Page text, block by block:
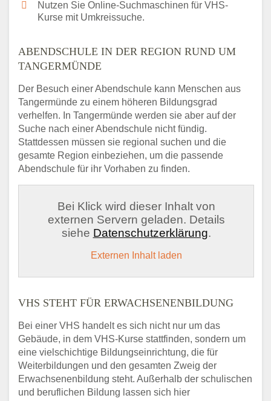
Nutzen Sie Online-Suchmaschinen für VHS-
Kurse mit Umkreissuche.
ABENDSCHULE IN DER REGION RUND UM
TANGERMÜNDE
Der Besuch einer Abendschule kann Menschen aus
Tangermünde zu einem höheren Bildungsgrad
verhelfen. In Tangermünde werden sie aber auf der
Suche nach einer Abendschule nicht fündig.
Stattdessen müssen sie regional suchen und die
gesamte Region einbeziehen, um die passende
Abendschule für ihr Vorhaben zu finden.
Bei Klick wird dieser Inhalt von
externen Servern geladen. Details
siehe Datenschutzerklärung.
Externen Inhalt laden
VHS STEHT FÜR ERWACHSENENBILDUNG
Bei einer VHS handelt es sich nicht nur um das
Gebäude, in dem VHS-Kurse stattfinden, sondern um
eine vielschichtige Bildungseinrichtung, die für
Weiterbildungen und den gesamten Zweig der
Erwachsenenbildung steht. Außerhalb der schulischen
und beruflichen Bildung lassen sich hier